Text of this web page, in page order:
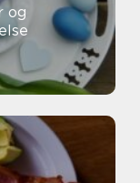
og